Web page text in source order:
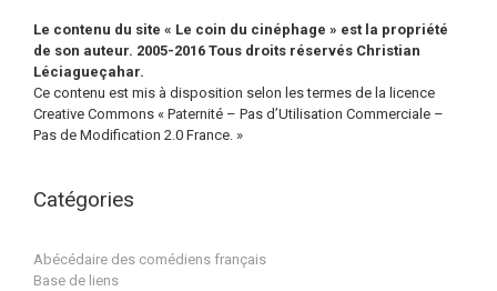
Le contenu du site « Le coin du cinéphage » est la propriété
de son auteur. 2005-2016 Tous droits réservés Christian
Léciagueçahar.
Ce contenu est mis à disposition selon les termes de la licence
Creative Commons « Paternité – Pas d’Utilisation Commerciale –
Pas de Modification 2.0 France. »
Catégories
Abécédaire des comédiens français
Base de liens